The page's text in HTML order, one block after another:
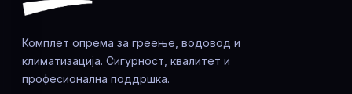
Комплет опрема за греење, водовод и
климатизација. Сигурност, квалитет и
професионална поддршка.